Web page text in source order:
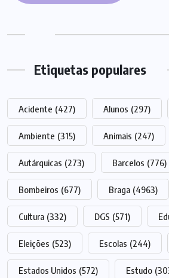
Etiquetas populares
Acidente (427) Alunos (297)
Ambiente (315) Animais (247)
Autárquicas (273) Barcelos (776)
Bombeiros (677) Braga (4963)
Cultura (332) DGS (571)
Eleições (523) Escolas (244)
Estados Unidos (572) Estudo